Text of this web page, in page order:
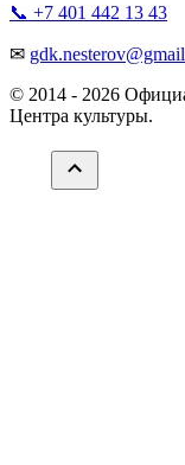
📞 +7 401 442 13 43
✉
© 2014 - 2026
Центра культуры.